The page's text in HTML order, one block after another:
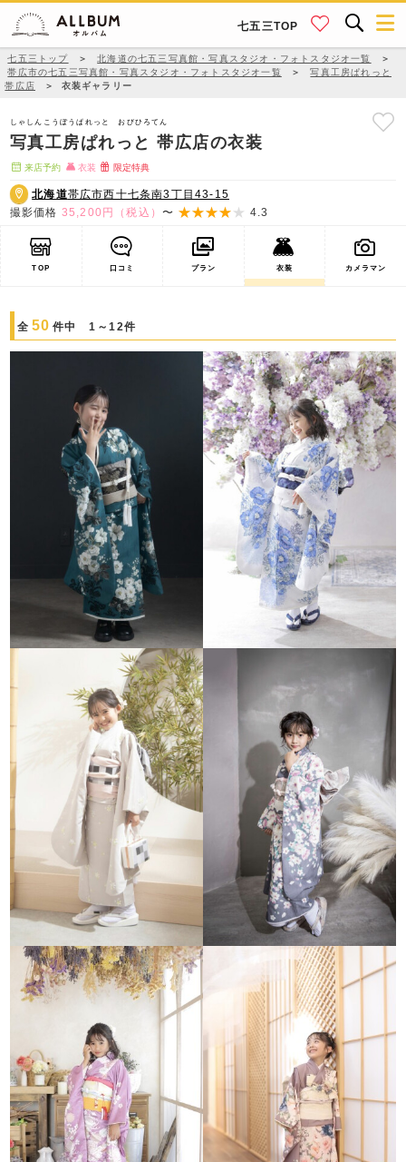
七五三TOP
七五三トップ ＞ 北海道の七五三写真館・写真スタジオ・フォトスタジオ一覧
＞
帯広市の七五三写真館・写真スタジオ・フォトスタジオ一覧
＞
写真工房ぱれっと
帯広店
＞ 衣装ギャラリー
しゃしんこうぼうぱれっと おびひろてん
写真工房ぱれっと 帯広店の衣装
来店予約 衣装 限定特典
北海道帯広市西十七条南3丁目43-15
撮影価格 35,200円（税込） 〜 4.3
TOP 口コミ プラン 衣装 カメラマン
全 50 件中 1～12件